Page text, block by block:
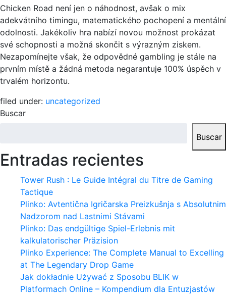
Chicken Road není jen o náhodnost, avšak o mix
adekvátního timingu, matematického pochopení a mentální
odolnosti. Jakékoliv hra nabízí novou možnost prokázat
své schopnosti a možná skončit s výrazným ziskem.
Nezapomínejte však, že odpovědné gambling je stále na
prvním místě a žádná metoda negarantuje 100% úspěch v
trvalém horizontu.
filed under: uncategorized
Buscar
Buscar
Entradas recientes
Tower Rush : Le Guide Intégral du Titre de Gaming
Tactique
Plinko: Avtentična Igričarska Preizkušnja s Absolutnim
Nadzorom nad Lastnimi Stávami
Plinko: Das endgültige Spiel-Erlebnis mit
kalkulatorischer Präzision
Plinko Experience: The Complete Manual to Excelling
at The Legendary Drop Game
Jak dokładnie Używać z Sposobu BLIK w
Platformach Online – Kompendium dla Entuzjastów